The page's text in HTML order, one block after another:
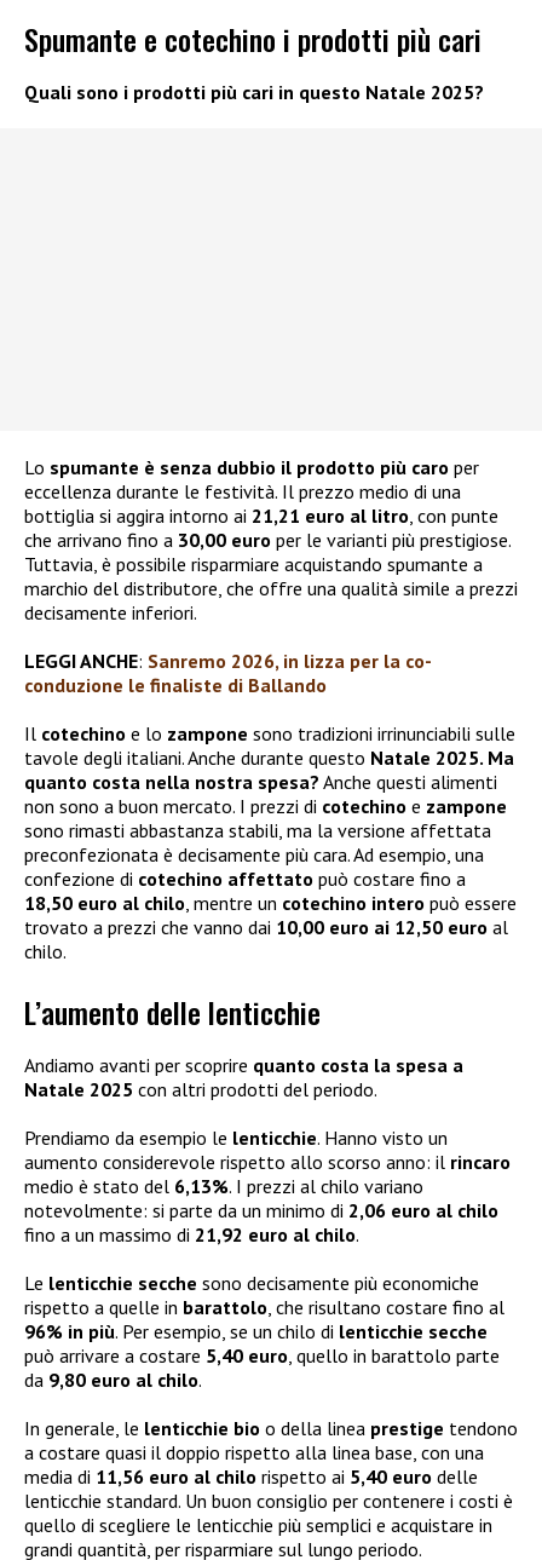
Spumante e cotechino i prodotti più cari
Quali sono i prodotti più cari in questo Natale 2025?
Lo spumante è senza dubbio il prodotto più caro per
eccellenza durante le festività. Il prezzo medio di una
bottiglia si aggira intorno ai 21,21 euro al litro , con punte
che arrivano fino a 30,00 euro per le varianti più prestigiose.
Tuttavia, è possibile risparmiare acquistando spumante a
marchio del distributore, che offre una qualità simile a prezzi
decisamente inferiori.
LEGGI ANCHE: Sanremo 2026, in lizza per la co-
conduzione le finaliste di Ballando
Il cotechino e lo zampone sono tradizioni irrinunciabili sulle
tavole degli italiani. Anche durante questo Natale 2025. Ma
quanto costa nella nostra spesa? Anche questi alimenti
non sono a buon mercato. I prezzi di cotechino e zampone
sono rimasti abbastanza stabili, ma la versione affettata
preconfezionata è decisamente più cara. Ad esempio, una
confezione di cotechino affettato può costare fino a
18,50 euro al chilo , mentre un cotechino intero può essere
trovato a prezzi che vanno dai 10,00 euro ai 12,50 euro al
chilo.
L’aumento delle lenticchie
Andiamo avanti per scoprire quanto costa la spesa a
Natale 2025 con altri prodotti del periodo.
Prendiamo da esempio le lenticchie. Hanno visto un
aumento considerevole rispetto allo scorso anno: il rincaro
medio è stato del 6,13%. I prezzi al chilo variano
notevolmente: si parte da un minimo di 2,06 euro al chilo
fino a un massimo di 21,92 euro al chilo.
Le lenticchie secche sono decisamente più economiche
rispetto a quelle in barattolo , che risultano costare fino al
96% in più. Per esempio, se un chilo di lenticchie secche
può arrivare a costare 5,40 euro , quello in barattolo parte
da 9,80 euro al chilo.
In generale, le lenticchie bio o della linea prestige tendono
a costare quasi il doppio rispetto alla linea base, con una
media di 11,56 euro al chilo rispetto ai 5,40 euro delle
lenticchie standard. Un buon consiglio per contenere i costi è
quello di scegliere le lenticchie più semplici e acquistare in
grandi quantità, per risparmiare sul lungo periodo.